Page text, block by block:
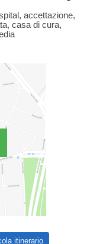
accettazione,
casa di cura,